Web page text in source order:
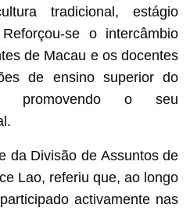
tradicional, estágio
se o intercâmbio
de Macau e os docentes
de ensino superior do
promovendo o seu
da Divisão de Assuntos de
Lao, referiu que, ao longo
activamente nas